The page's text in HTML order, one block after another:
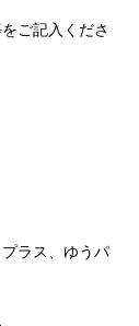
ご記入くださ
ラス、ゆうパ